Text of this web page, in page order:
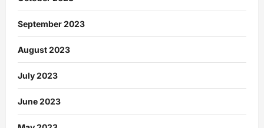
September 2023
August 2023
July 2023
June 2023